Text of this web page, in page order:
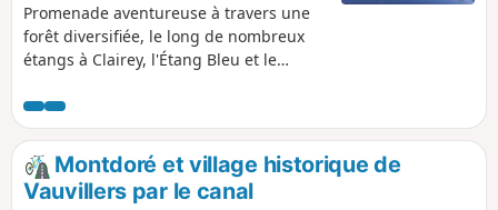
Promenade aventureuse à travers une
forêt diversifiée, le long de nombreux
étangs à Clairey, l'Étang Bleu et le
du Bois, et la ferme de myrtilles à
Briseverre.
Montdoré et village historique de
Vauvillers par le canal